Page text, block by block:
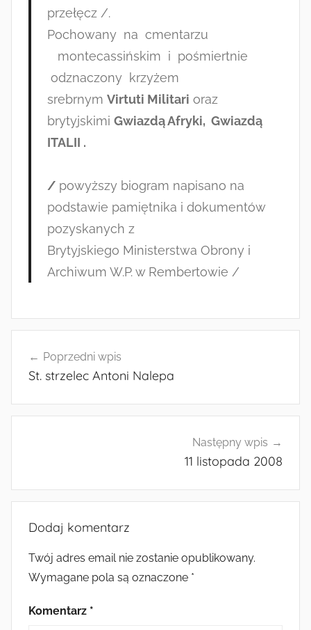
przełęcz /.
Pochowany na cmentarzu
montecassińskim i pośmiertnie
odznaczony krzyżem
srebrnym Virtuti Militari oraz
brytyjskimi Gwiazdą Afryki, Gwiazdą
ITALII .
/ powyższy biogram napisano na
podstawie pamiętnika i dokumentów
pozyskanych z
Brytyjskiego Ministerstwa Obrony i
Archiwum W.P. w Rembertowie /
wpisuPoprzedni wpis
St. strzelec Antoni Nalepa
Następny wpis
11 listopada 2008
Dodaj komentarz
Twój adres email nie zostanie opublikowany.
Wymagane pola są oznaczone *
Komentarz *